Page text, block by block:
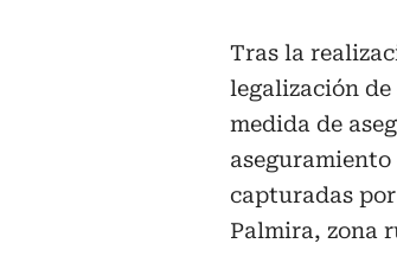
Tras la
legalización
medida de
capturadas
Palmira, zona